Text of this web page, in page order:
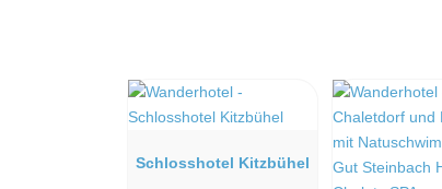
Ihre Familie Unterlechner mit dem
Schlosshotel Kitzbühel